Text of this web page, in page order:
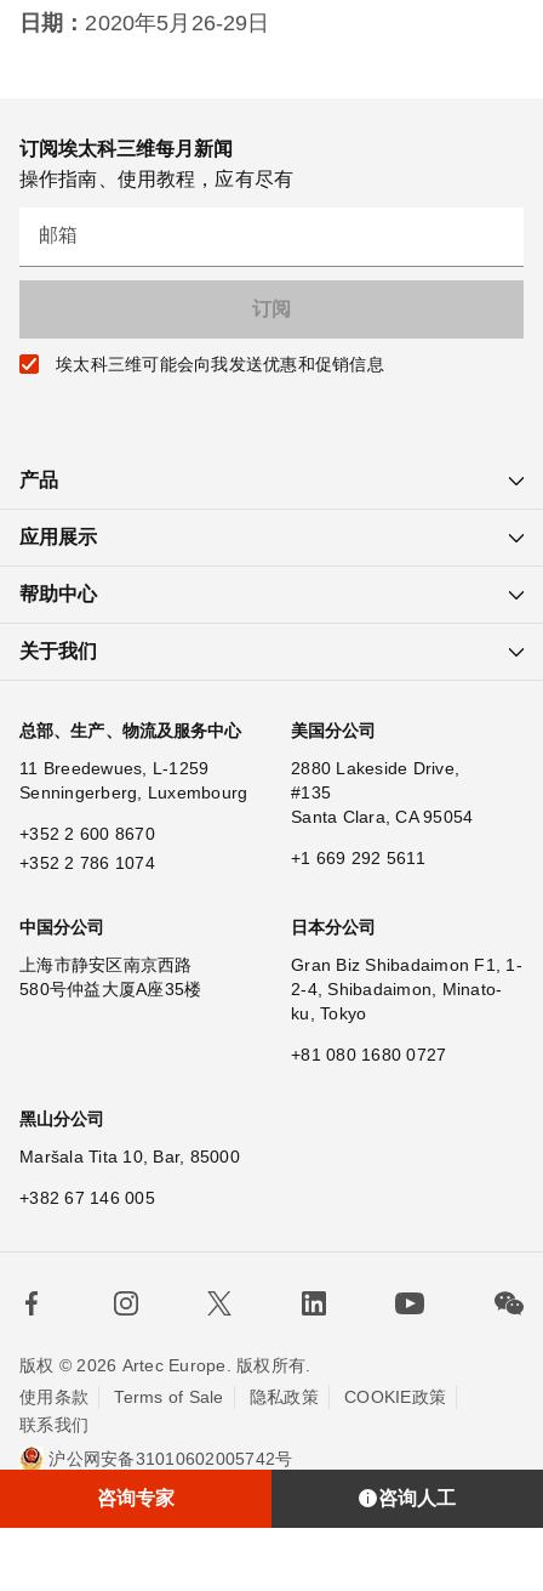
日期： 2020年5月26-29日
咨询人工
订阅埃太科三维每月新闻
操作指南、使用教程，应有尽有
邮箱
埃太科三维可能会向我发送优惠和促销信息
产品
应用展示
帮助中心
关于我们
总部、生产、物流及服务中心
11 Breedewues, L-1259
Senningerberg, Luxembourg
+352 2 600 8670
+352 2 786 1074
美国分公司
2880 Lakeside Drive,
#135
Santa Clara, CA 95054
+1 669 292 5611
中国分公司
上海市静安区南京西路
580号仲益大厦A座35楼
日本分公司
Gran Biz Shibadaimon F1, 1-
2-4, Shibadaimon, Minato-
ku, Tokyo
+81 080 1680 0727
黑山分公司
Maršala Tita 10, Bar, 85000
+382 67 146 005
版权 © 2026 Artec Europe. 版权所有.
使用条款
Terms of Sale 隐私政策
COOKIE政策
联系我们
沪公网安备31010602005742号
埃太科™（上海）贸易有限责任公司
沪ICP备20013748号-2
咨询专家